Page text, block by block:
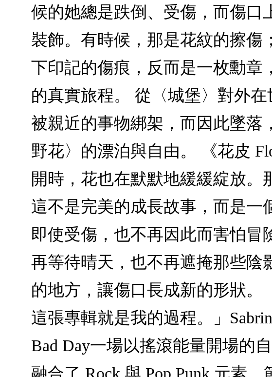
候的她總是跌倒、受傷，而傷口
裝飾。有時候，那是花紋的擦傷
下印記的傷痕，反而是一枚勳章
的真實旅程。 從〈城堡〉對外
被親近的事物綁架，而因此墜落
野花〉的漂泊與自由。 《花皮
開時，花也在默默地緩緩綻放。
這不是完美的成長故事，而是一
即使受傷，也不再因此而害怕冒
再等待晴天，也不再遮掩那些陰
的地方，讓傷口長成新的形狀。
這張專輯就是我的過程。」
Bad Day一場以搖滾能量開場的